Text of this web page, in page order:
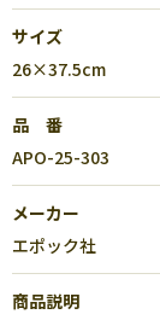
サイズ
26×37.5cm
品 番
APO-25-303
メーカー
エポック社
商品説明